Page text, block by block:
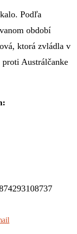
Podľa
období
ktorá zvládla v
Austrálčanke